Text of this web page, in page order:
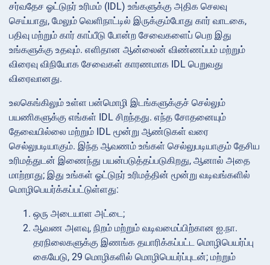
சர்வதேச ஓட்டுநர் உரிமம் (IDL) உங்களுக்கு அதிக செலவு
செய்யாது, மேலும் வெளிநாட்டில் இருக்கும்போது கார் வாடகை,
பதிவு மற்றும் கார் காப்பீடு போன்ற சேவைகளைப் பெற இது
உங்களுக்கு உதவும். எளிதான ஆன்லைன் விண்ணப்பம் மற்றும்
விரைவு விநியோக சேவைகள் காரணமாக IDL பெறுவது
விரைவானது.
உலகெங்கிலும் உள்ள பன்மொழி இடங்களுக்குச் செல்லும்
பயணிகளுக்கு எங்கள் IDL சிறந்தது. எந்த சோதனையும்
தேவையில்லை மற்றும் IDL மூன்று ஆண்டுகள் வரை
செல்லுபடியாகும். இந்த ஆவணம் உங்கள் செல்லுபடியாகும் தேசிய
உரிமத்துடன் இணைந்து பயன்படுத்தப்படுகிறது, ஆனால் அதை
மாற்றாது; இது உங்கள் ஓட்டுநர் உரிமத்தின் மூன்று வடிவங்களில்
மொழிபெயர்க்கப்பட்டுள்ளது:
ஒரு அடையாள அட்டை;
ஆவண அளவு, நிறம் மற்றும் வடிவமைப்பிற்கான ஐ.நா.
தரநிலைகளுக்கு இணங்க தயாரிக்கப்பட்ட மொழிபெயர்ப்பு
கையேடு, 29 மொழிகளில் மொழிபெயர்ப்புடன்; மற்றும்